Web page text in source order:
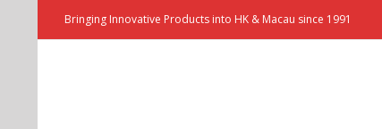
Bringing Innovative Products into HK & Macau since 1991